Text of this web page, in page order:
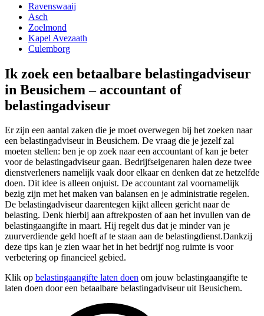
Ravenswaaij
Asch
Zoelmond
Kapel Avezaath
Culemborg
Ik zoek een betaalbare belastingadviseur
in Beusichem – accountant of
belastingadviseur
Er zijn een aantal zaken die je moet overwegen bij het zoeken naar
een belastingadviseur in Beusichem. De vraag die je jezelf zal
moeten stellen: ben je op zoek naar een accountant of kan je beter
voor de belastingadviseur gaan. Bedrijfseigenaren halen deze twee
dienstverleners namelijk vaak door elkaar en denken dat ze hetzelfde
doen. Dit idee is alleen onjuist. De accountant zal voornamelijk
bezig zijn met het maken van balansen en je administratie regelen.
De belastingadviseur daarentegen kijkt alleen gericht naar de
belasting. Denk hierbij aan aftrekposten of aan het invullen van de
belastingaangifte in maart. Hij regelt dus dat je minder van je
zuurverdiende geld hoeft af te staan aan de belastingdienst.Dankzij
deze tips kan je zien waar het in het bedrijf nog ruimte is voor
verbetering op financieel gebied.
Klik op belastingaangifte laten doen om jouw belastingaangifte te
laten doen door een betaalbare belastingadviseur uit Beusichem.